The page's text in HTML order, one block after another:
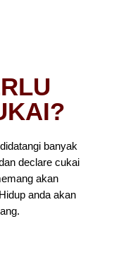
banyak
declare cukai
akan
anda akan